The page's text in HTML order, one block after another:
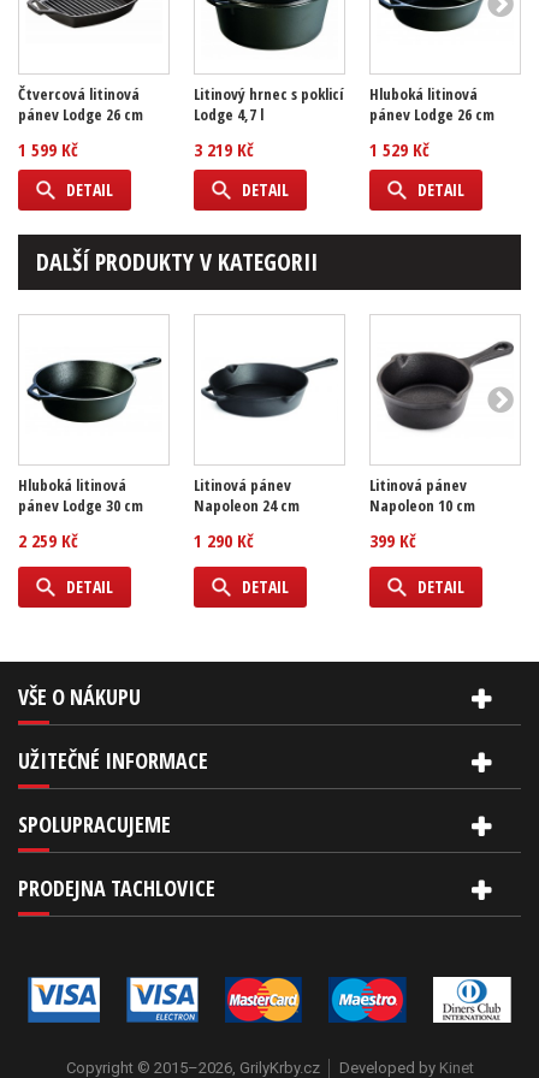
Čtvercová litinová
pánev Lodge 26 cm
1 599 Kč
DETAIL
Litinový hrnec s poklicí
Lodge 4,7 l
3 219 Kč
DETAIL
Hluboká litinová
pánev Lodge 26 cm
1 529 Kč
DETAIL
DALŠÍ PRODUKTY V KATEGORII
Hluboká litinová
pánev Lodge 30 cm
2 259 Kč
DETAIL
Litinová pánev
Napoleon 24 cm
1 290 Kč
DETAIL
Litinová pánev
Napoleon 10 cm
399 Kč
DETAIL
VŠE O NÁKUPU
UŽITEČNÉ INFORMACE
SPOLUPRACUJEME
PRODEJNA TACHLOVICE
Copyright © 2015–2026, GrilyKrby.cz Developed by Kinet